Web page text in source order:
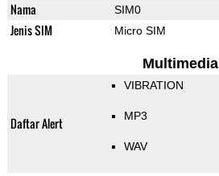
Nama SIM0
Jenis SIM Micro SIM
Multimedia
Daftar Alert
VIBRATION
MP3
WAV